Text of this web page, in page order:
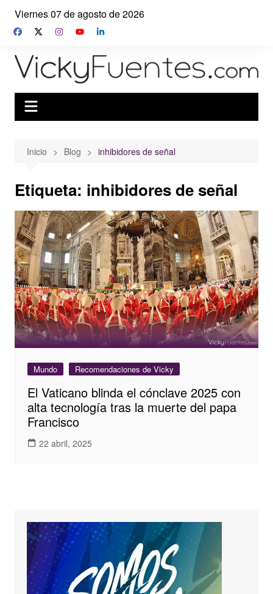
Saltar
contenido
Viernes 07 de agosto de 2026
Inicio Blog inhibidores de señal
Etiqueta: inhibidores de señal
Mundo Recomendaciones de Vicky
El Vaticano blinda el cónclave 2025 con
alta tecnología tras la muerte del papa
Francisco
22 abril, 2025